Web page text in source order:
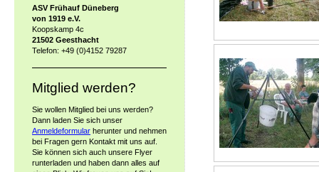
ASV Frühauf Düneberg
von 1919 e.V.
Koopskamp 4c
21502 Geesthacht
Telefon: +49 (0)4152 79287
Mitglied werden?
Sie wollen Mitglied bei uns werden?
Dann laden Sie sich unser
Anmeldeformular herunter und nehmen
bei Fragen gern Kontakt mit uns auf.
Sie können sich auch unsere Flyer
runterladen und haben dann alles auf